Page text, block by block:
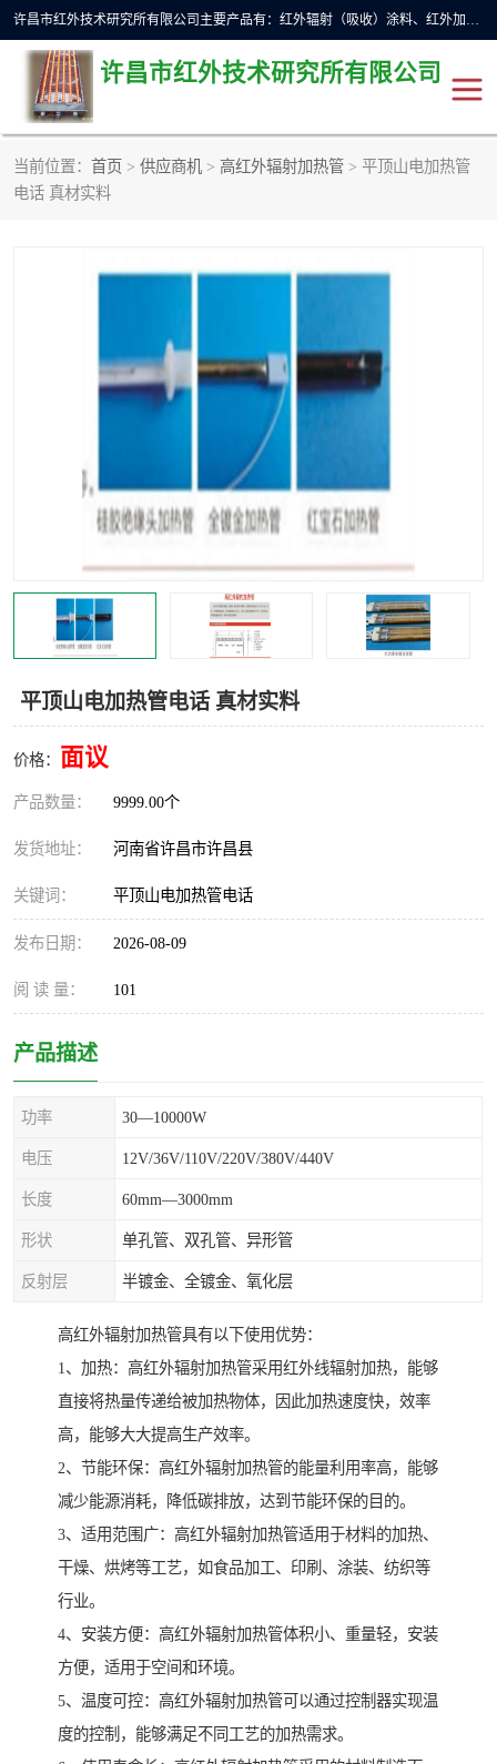
许昌市红外技术研究所有限公司主要产品有：红外辐射（吸收）涂料、红外加热元件、红外辐射加热模块（板）、红外辐射加热炉（箱）、快速红外辐射加热器、系列高端红外加热实验设备、系列红外加热控制器等。
许昌市红外技术研究所有限公司
当前位置： 首页 > 供应商机 > 高红外辐射加热管 > 平顶山电加热管
电话 真材实料
平顶山电加热管电话 真材实料
价格： 面议
产品数量： 9999.00个
发货地址： 河南省许昌市许昌县
关键词： 平顶山电加热管电话
发布日期： 2026-08-09
阅 读 量： 101
产品描述
功率 30—10000W
电压 12V/36V/110V/220V/380V/440V
长度 60mm—3000mm
形状 单孔管、双孔管、异形管
反射层 半镀金、全镀金、氧化层
高红外辐射加热管具有以下使用优势：
1、加热：高红外辐射加热管采用红外线辐射加热，能够
直接将热量传递给被加热物体，因此加热速度快，效率
高，能够大大提高生产效率。
2、节能环保：高红外辐射加热管的能量利用率高，能够
减少能源消耗，降低碳排放，达到节能环保的目的。
3、适用范围广：高红外辐射加热管适用于材料的加热、
干燥、烘烤等工艺，如食品加工、印刷、涂装、纺织等
行业。
4、安装方便：高红外辐射加热管体积小、重量轻，安装
方便，适用于空间和环境。
5、温度可控：高红外辐射加热管可以通过控制器实现温
度的控制，能够满足不同工艺的加热需求。
红外加热设备
红外加热元件 红外辐射吸收涂料
高端红外加热实验设备 电工电气
高温涂料
热环境试验设备
红外辐射表面材料 定波长红外辐射加热器
快速红外辐射聚焦炉